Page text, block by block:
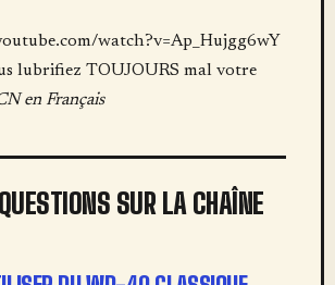
watch?v=Ap_Hujgg6wY
lubrifiez TOUJOURS mal votre
en Français
SUR LA CHAÎNE